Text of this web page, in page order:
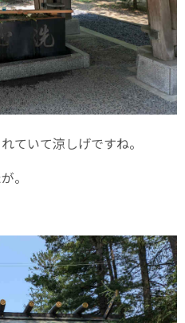
ていて涼しげですね。
。